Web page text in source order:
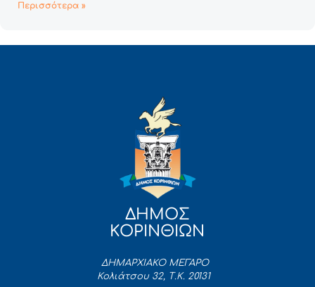
Περισσότερα »
ΔΗΜΟΣ
ΚΟΡΙΝΘΙΩΝ
ΔΗΜΑΡΧΙΑΚΟ ΜΕΓΑΡΟ
Κολιάτσου 32, Τ.Κ. 20131